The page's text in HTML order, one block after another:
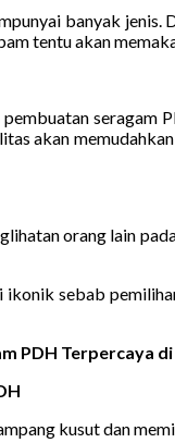
banyak
tentu akan
akan
orang lain
sebab
Terpercaya
kusut dan